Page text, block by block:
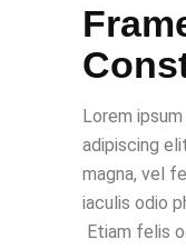
Lorem
adipiscing
magna, vel
iaculis odio
Etiam felis